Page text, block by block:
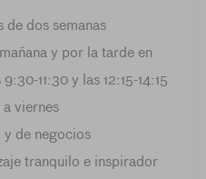
de dos semanas
y por la tarde en
11:30 y las 12:15-14:15
a viernes
y de negocios
tranquilo e inspirador